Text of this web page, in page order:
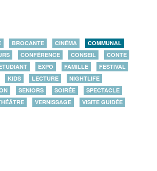
BROCANTE CINÉMA
COMMUNAL
CONFÉRENCE CONSEIL
CONTE
EXPO FAMILLE
FESTIVAL
KIDS LECTURE
NIGHTLIFE
SENIORS SOIRÉE
SPECTACLE
VERNISSAGE VISITE GUIDÉE